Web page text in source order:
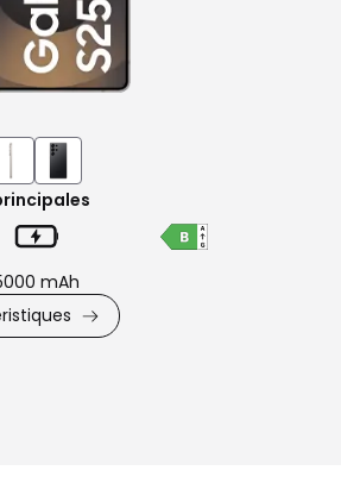
mAh